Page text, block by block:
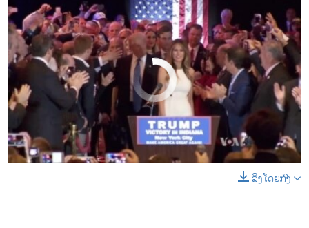
SHARE
No media source currently available
ລິງໂດຍກົງ